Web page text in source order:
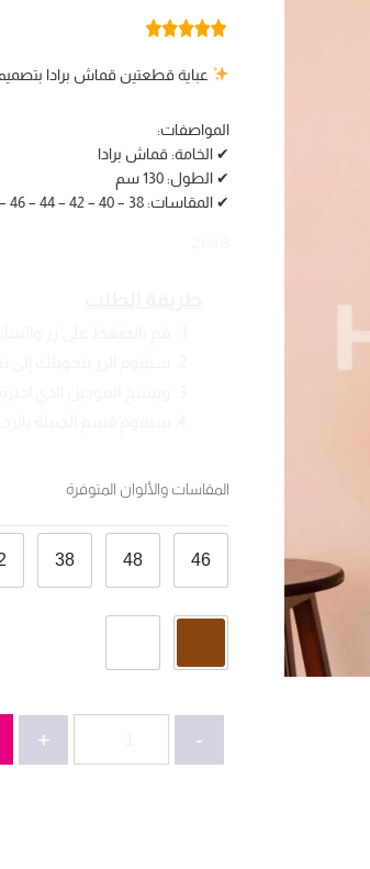
عباية قطعتين قماش برادا بتصميم راقٍ، بطول 130 سم
المواصفات:
✔ الخامة: قماش برادا
✔ الطول: 130 سم
✔ المقاسات: 38 – 40 – 42 – 44 – 46 – 48
المقاسات والألوان المتوفرة
46
48
38
-
+